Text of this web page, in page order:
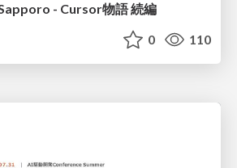
- Cursor物語 続編
0 110